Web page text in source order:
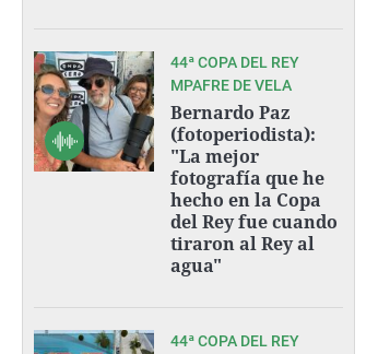
44ª COPA DEL REY
MPAFRE DE VELA
Bernardo Paz
(fotoperiodista):
"La mejor
fotografía que he
hecho en la Copa
del Rey fue cuando
tiraron al Rey al
agua"
44ª COPA DEL REY